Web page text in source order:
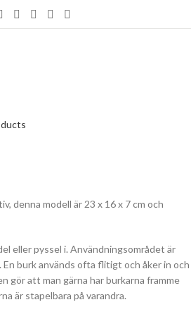
denna modell är 23 x 16 x 7 cm och
eller pyssel i. Användningsområdet är
burk används ofta flitigt och åker in och
gör att man gärna har burkarna framme
är stapelbara på varandra.